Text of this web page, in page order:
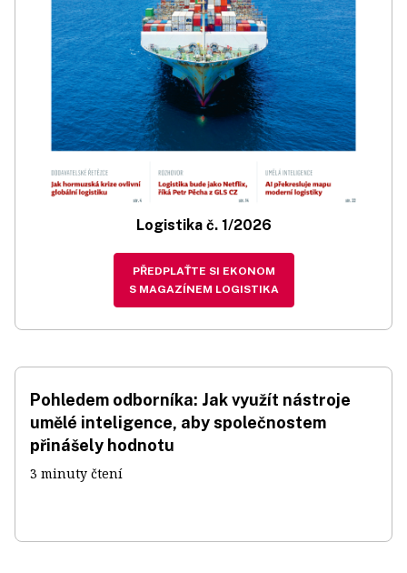
Logistika č. 1/2026
PŘEDPLAŤTE SI EKONOM
S MAGAZÍNEM LOGISTIKA
Pohledem odborníka: Jak využít nástroje
umělé inteligence, aby společnostem
přinášely hodnotu
3 minuty čtení